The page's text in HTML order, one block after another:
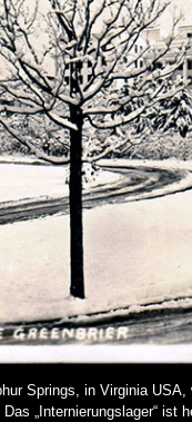
Springs, in Virginia
„Internierungslager“ ist